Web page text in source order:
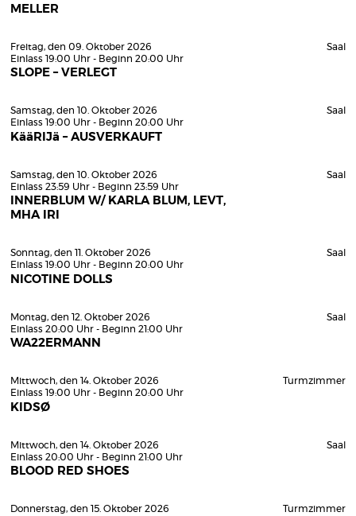
MELLER
Freitag, den 09. Oktober 2026
Einlass 19:00 Uhr - Beginn 20:00 Uhr
SLOPE – VERLEGT
Saal
Samstag, den 10. Oktober 2026
Einlass 19:00 Uhr - Beginn 20:00 Uhr
KääRIJä – AUSVERKAUFT
Saal
Samstag, den 10. Oktober 2026
Einlass 23:59 Uhr - Beginn 23:59 Uhr
INNERBLUM W/ KARLA BLUM, LEVT,
MHA IRI
Saal
Sonntag, den 11. Oktober 2026
Einlass 19:00 Uhr - Beginn 20:00 Uhr
NICOTINE DOLLS
Saal
Montag, den 12. Oktober 2026
Einlass 20:00 Uhr - Beginn 21:00 Uhr
WA22ERMANN
Saal
Mittwoch, den 14. Oktober 2026
Einlass 19:00 Uhr - Beginn 20:00 Uhr
KIDSØ
Turmzimmer
Mittwoch, den 14. Oktober 2026
Einlass 20:00 Uhr - Beginn 21:00 Uhr
BLOOD RED SHOES
Saal
Donnerstag, den 15. Oktober 2026 Turmzimmer